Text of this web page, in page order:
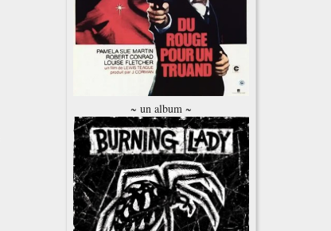
~ un album ~